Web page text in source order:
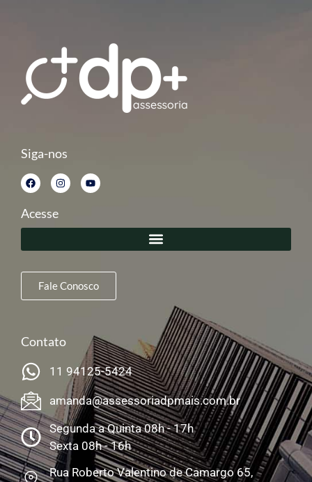
Siga-nos
Acesse
Fale Conosco
Contato
11 94125-5424
amanda@assessoriadpmais.com.br
Segunda a Quinta 08h - 17h
Sexta 08h - 16h
Rua Roberto Valentino de Camargo 65,